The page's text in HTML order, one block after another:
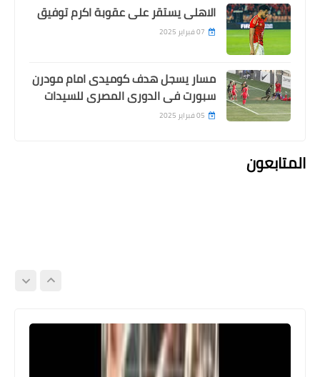
الاهلى يستقر على عقوبة اكرم توفيق
07 فبراير 2025
مسار يسجل هدف كوميدى امام مودرن
سبورت فى الدورى المصرى للسيدات
05 فبراير 2025
المتابعون